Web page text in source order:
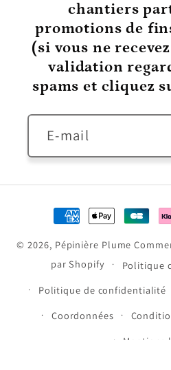
chantiers
promotions de
(si vous ne
validation
spams et cliquez
E-mail
Moyens
de
paiement
© 2026, Pépinière Plume
par Shopify
Politique
Politique de confidentialité
Coordonnées
Mentions